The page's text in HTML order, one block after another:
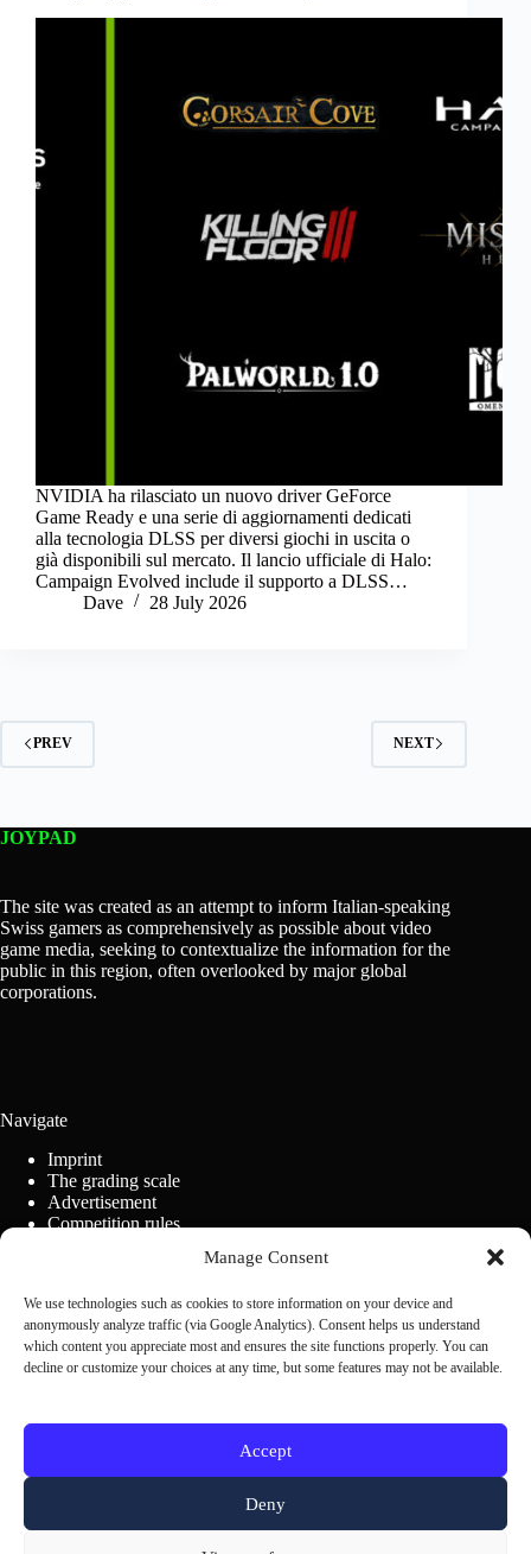
Manage Consent
We use technologies such as cookies to store information on your device and
anonymously analyze traffic (via Google Analytics). Consent helps us understand
which content you appreciate most and ensures the site functions properly. You can
decline or customize your choices at any time, but some features may not be available.
Accept
Deny
NVIDIA ha rilasciato un nuovo driver GeForce
Game Ready e una serie di aggiornamenti dedicati
alla tecnologia DLSS per diversi giochi in uscita o
già disponibili sul mercato. Il lancio ufficiale di Halo:
Campaign Evolved include il supporto a DLSS…
Dave
28 July 2026
PREV NEXT
JOYPAD
The site was created as an attempt to inform Italian-speaking
Swiss gamers as comprehensively as possible about video
game media, seeking to contextualize the information for the
public in this region, often overlooked by major global
corporations.
Navigate
Imprint
The grading scale
Advertisement
Competition rules
Contact us
Scrivi alla redazione